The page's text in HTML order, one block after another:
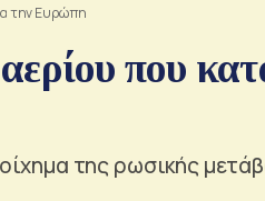
την Ευρώπη
που
της ρωσικής